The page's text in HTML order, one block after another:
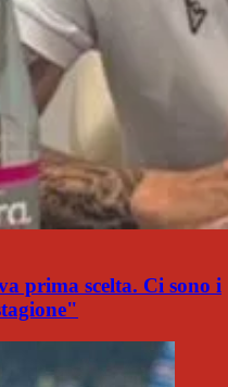
prima scelta. Ci sono i